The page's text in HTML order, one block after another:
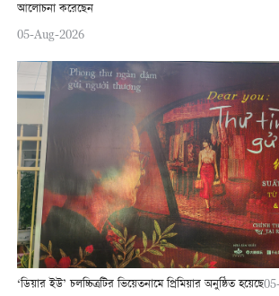
আলোচনা করেছেন
05-Aug-2026
‘ডিয়ার ইউ’ চলচ্চিত্রটির ভিয়েতনামে প্রিমিয়ার অনুষ্ঠিত হয়েছে